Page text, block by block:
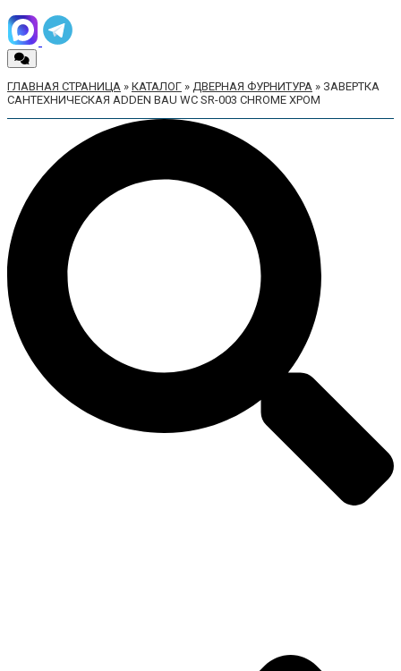
ГЛАВНАЯ СТРАНИЦА » КАТАЛОГ » ДВЕРНАЯ ФУРНИТУРА » ЗАВЕРТКА
САНТЕХНИЧЕСКАЯ ADDEN BAU WC SR-003 CHROME ХРОМ